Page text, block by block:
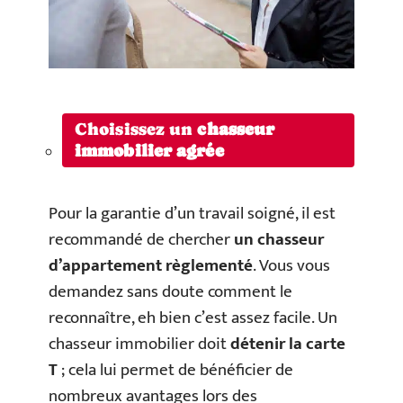
Choisissez unchasseur
immobilier agrée
Pour la garantie d’un travail soigné, il est
recommandé de chercherun chasseur
d’appartement règlementé. Vous vous
demandez sans doute comment le
reconnaître, eh bien c’est assez facile. Un
chasseur immobilier doitdétenir lacarte
T; cela lui permet de bénéficier de
nombreux avantages lors des